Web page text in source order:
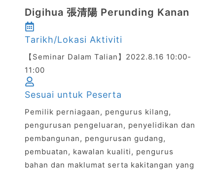
Digihua 張清陽 Perunding Kanan
Tarikh/Lokasi Aktiviti
【Seminar Dalam Talian】2022.8.16 10:00-
11:00
Sesuai untuk Peserta
Pemilik perniagaan, pengurus kilang,
pengurusan pengeluaran, penyelidikan dan
pembangunan, pengurusan gudang,
pembuatan, kawalan kualiti, pengurus
bahan dan maklumat serta kakitangan yang